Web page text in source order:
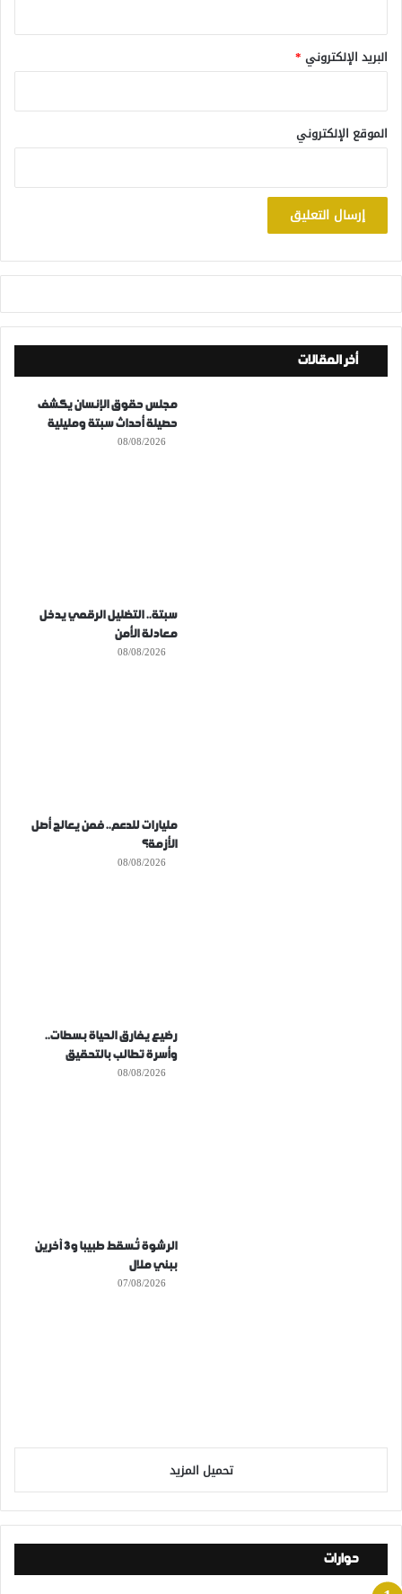
البريد الإلكتروني *
الموقع الإلكتروني
أخر المقالات
مجلس حقوق الإنسان يكشف
حصيلة أحداث سبتة ومليلية
08/08/2026
سبتة.. التضليل الرقمي يدخل
معادلة الأمن
08/08/2026
مليارات للدعم.. فمن يعالج أصل
الأزمة؟
08/08/2026
رضيع يفارق الحياة بسطات..
وأسرة تطالب بالتحقيق
08/08/2026
الرشوة تُسقط طبيبا و3 آخرين
ببني ملال
07/08/2026
تحميل المزيد
حوارات